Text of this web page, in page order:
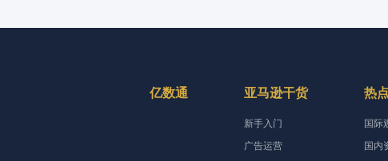
亿数通 亚马逊干货
新手入门
广告运营
热
国际
国内